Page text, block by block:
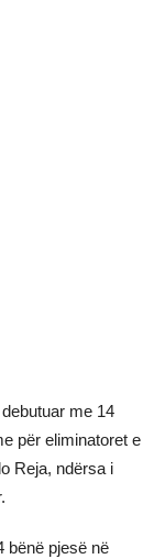
me 14
për eliminatoret e
Reja, ndërsa i
bënë pjesë në